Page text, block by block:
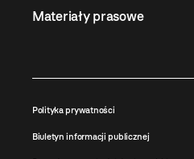
Materiały prasowe
Polityka prywatności
Biuletyn informacji publicznej